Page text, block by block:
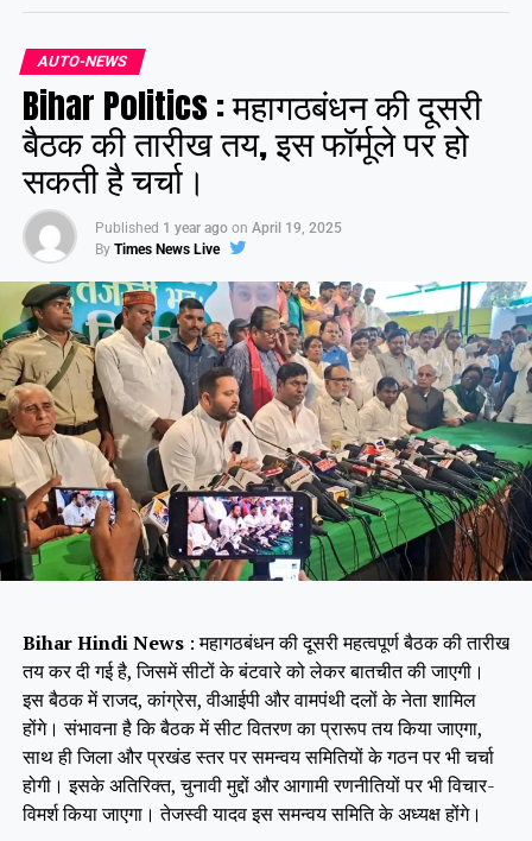
Share this:
Facebook
Like this:
AUTO-NEWS
Bihar Politics : महागठबंधन की दूसरी
बैठक की तारीख तय, इस फॉर्मूले पर हो
सकती है चर्चा।
Published 1 year ago on April 19, 2025
By Times News Live
Bihar Hindi News: महागठबंधन की दूसरी महत्वपूर्ण बैठक की तारीख
तय कर दी गई है, जिसमें सीटों के बंटवारे को लेकर बातचीत की जाएगी।
इस बैठक में राजद, कांग्रेस, वीआईपी और वामपंथी दलों के नेता शामिल
होंगे। संभावना है कि बैठक में सीट वितरण का प्रारूप तय किया जाएगा,
साथ ही जिला और प्रखंड स्तर पर समन्वय समितियों के गठन पर भी चर्चा
होगी। इसके अतिरिक्त, चुनावी मुद्दों और आगामी रणनीतियों पर भी विचार-
विमर्श किया जाएगा। तेजस्वी यादव इस समन्वय समिति के अध्यक्ष होंगे।